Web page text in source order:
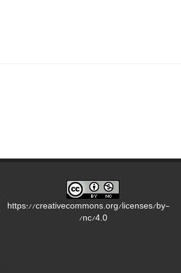
https://creativecommons.org/licenses/by-
nc/4.0/